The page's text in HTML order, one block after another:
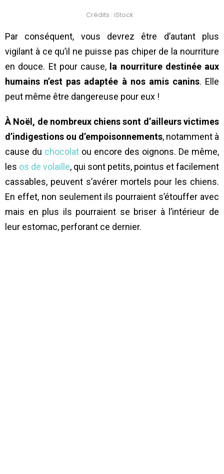
Crédits : iStock
Par conséquent, vous devrez être d’autant plus
vigilant à ce qu’il ne puisse pas chiper de la nourriture
en douce. Et pour cause, la nourriture destinée aux
humains n’est pas adaptée à nos amis canins. Elle
peut même être dangereuse pour eux !
À Noël, de nombreux chiens sont d’ailleurs victimes
d’indigestions ou d’empoisonnements, notamment à
cause du chocolat ou encore des oignons. De même,
les os de volaille, qui sont petits, pointus et facilement
cassables, peuvent s’avérer mortels pour les chiens.
En effet, non seulement ils pourraient s’étouffer avec
mais en plus ils pourraient se briser à l’intérieur de
leur estomac, perforant ce dernier.